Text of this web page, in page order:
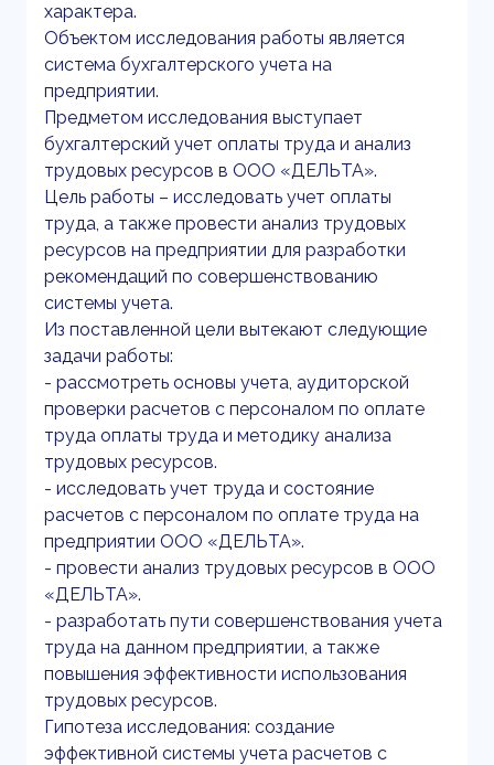
характера.
Объектом исследования работы является
система бухгалтерского учета на
предприятии.
Предметом исследования выступает
бухгалтерский учет оплаты труда и анализ
трудовых ресурсов в ООО «ДЕЛЬТА».
Цель работы – исследовать учет оплаты
труда, а также провести анализ трудовых
ресурсов на предприятии для разработки
рекомендаций по совершенствованию
системы учета.
Из поставленной цели вытекают следующие
задачи работы:
- рассмотреть основы учета, аудиторской
проверки расчетов с персоналом по оплате
труда оплаты труда и методику анализа
трудовых ресурсов.
- исследовать учет труда и состояние
расчетов с персоналом по оплате труда на
предприятии ООО «ДЕЛЬТА».
- провести анализ трудовых ресурсов в ООО
«ДЕЛЬТА».
- разработать пути совершенствования учета
труда на данном предприятии, а также
повышения эффективности использования
трудовых ресурсов.
Гипотеза исследования: создание
эффективной системы учета расчетов с